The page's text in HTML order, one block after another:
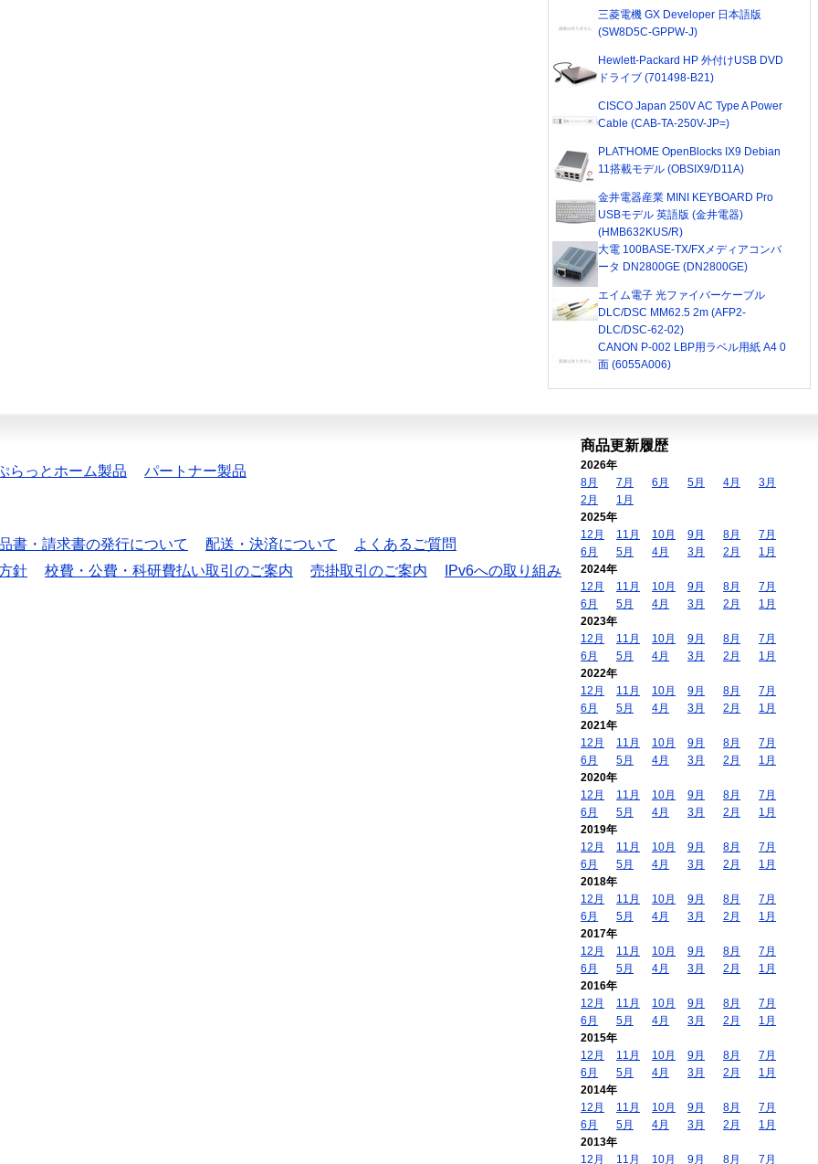
三菱電機 GX Developer 日本語版
(SW8D5C-GPPW-J)
Hewlett-Packard HP 外付けUSB DVD
ドライブ (701498-B21)
CISCO Japan 250V AC Type A Power
Cable (CAB-TA-250V-JP=)
PLAT'HOME OpenBlocks IX9 Debian
11搭載モデル (OBSIX9/D11A)
金井電器産業 MINI KEYBOARD Pro
USBモデル 英語版 (金井電器)
(HMB632KUS/R)
大電 100BASE-TX/FXメディアコンバ
ータ DN2800GE (DN2800GE)
エイム電子 光ファイバーケーブル
DLC/DSC MM62.5 2m (AFP2-
DLC/DSC-62-02)
CANON P-002 LBP用ラベル用紙 A4 0
面 (6055A006)
らっとホーム製品 パートナー製品
書・請求書の発行について 配送・決済について
よくあるご質問
針 校費・公費・科研費払い取引のご案内 売掛取引のご案内
IPv6への取り組み
商品更新履歴
2026年
8月
7月 6月 5月 4月
3月
2月
1月
2025年
12月
11月 10月 9月 8月
7月
6月
5月 4月 3月 2月
1月
2024年
12月
11月 10月 9月 8月
7月
6月
5月 4月 3月 2月
1月
2023年
12月
11月 10月 9月 8月
7月
6月
5月 4月 3月 2月
1月
2022年
12月
11月 10月 9月 8月
7月
6月
5月 4月 3月 2月
1月
2021年
12月
11月 10月 9月 8月
7月
6月
5月 4月 3月 2月
1月
2020年
12月
11月 10月 9月 8月
7月
6月
5月 4月 3月 2月
1月
2019年
12月
11月 10月 9月 8月
7月
6月
5月 4月 3月 2月
1月
2018年
12月
11月 10月 9月 8月
7月
6月
5月 4月 3月 2月
1月
2017年
12月
11月 10月 9月 8月
7月
6月
5月 4月 3月 2月
1月
2016年
12月
11月 10月 9月 8月
7月
6月
5月 4月 3月 2月
1月
2015年
12月
11月 10月 9月 8月
7月
6月
5月 4月 3月 2月
1月
2014年
12月
11月 10月 9月 8月
7月
6月
5月 4月 3月 2月
1月
2013年
12月
11月 10月 9月 8月 7月